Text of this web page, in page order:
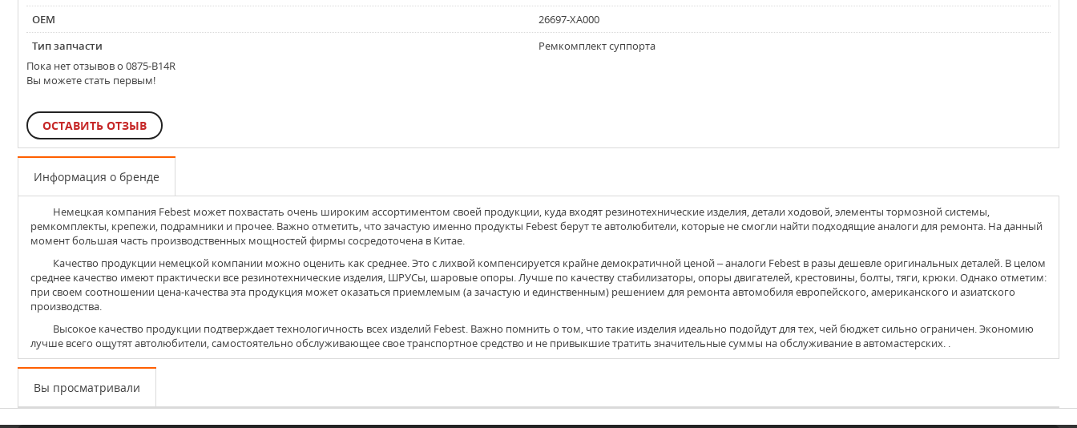
OEM
26697-XA000
Тип запчасти
Ремкомплект суппорта
Пока нет отзывов о 0875-B14R
Вы можете стать первым!
ОСТАВИТЬ ОТЗЫВ
Информация о бренде
Немецкая компания Febest может похвастать очень широким ассортиментом своей продукции, куда входят резинотехнические изделия, детали ходовой, элементы тормозной системы,
ремкомплекты, крепежи, подрамники и прочее. Важно отметить, что зачастую именно продукты Febest берут те автолюбители, которые не смогли найти подходящие аналоги для ремонта. На данный
момент большая часть производственных мощностей фирмы сосредоточена в Китае.
Качество продукции немецкой компании можно оценить как среднее. Это с лихвой компенсируется крайне демократичной ценой – аналоги Febest в разы дешевле оригинальных деталей. В целом
среднее качество имеют практически все резинотехнические изделия, ШРУСы, шаровые опоры. Лучше по качеству стабилизаторы, опоры двигателей, крестовины, болты, тяги, крюки. Однако отметим:
при своем соотношении цена-качества эта продукция может оказаться приемлемым (а зачастую и единственным) решением для ремонта автомобиля европейского, американского и азиатского
производства.
Высокое качество продукции подтверждает технологичность всех изделий Febest. Важно помнить о том, что такие изделия идеально подойдут для тех, чей бюджет сильно ограничен. Экономию
лучше всего ощутят автолюбители, самостоятельно обслуживающее свое транспортное средство и не привыкшие тратить значительные суммы на обслуживание в автомастерских. .
Вы просматривали